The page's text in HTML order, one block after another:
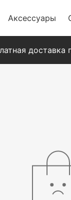
Аксессуары
доставка